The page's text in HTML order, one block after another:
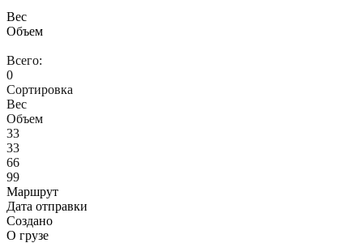
Вес
Объем
Всего:
0
Сортировка
Вес
Объем
33
33
66
99
Маршрут
Дата отправки
Создано
О грузе